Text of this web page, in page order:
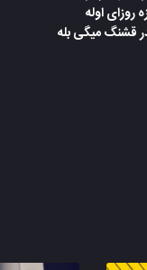
روزای اوله
قشنگ میگی بله